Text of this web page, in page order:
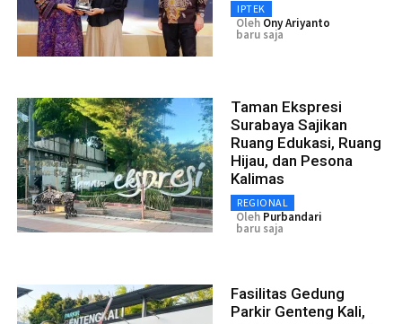
IPTEK
Oleh Ony Ariyanto
baru saja
Taman Ekspresi
Surabaya Sajikan
Ruang Edukasi, Ruang
Hijau, dan Pesona
Kalimas
REGIONAL
Oleh Purbandari
baru saja
Fasilitas Gedung
Parkir Genteng Kali,